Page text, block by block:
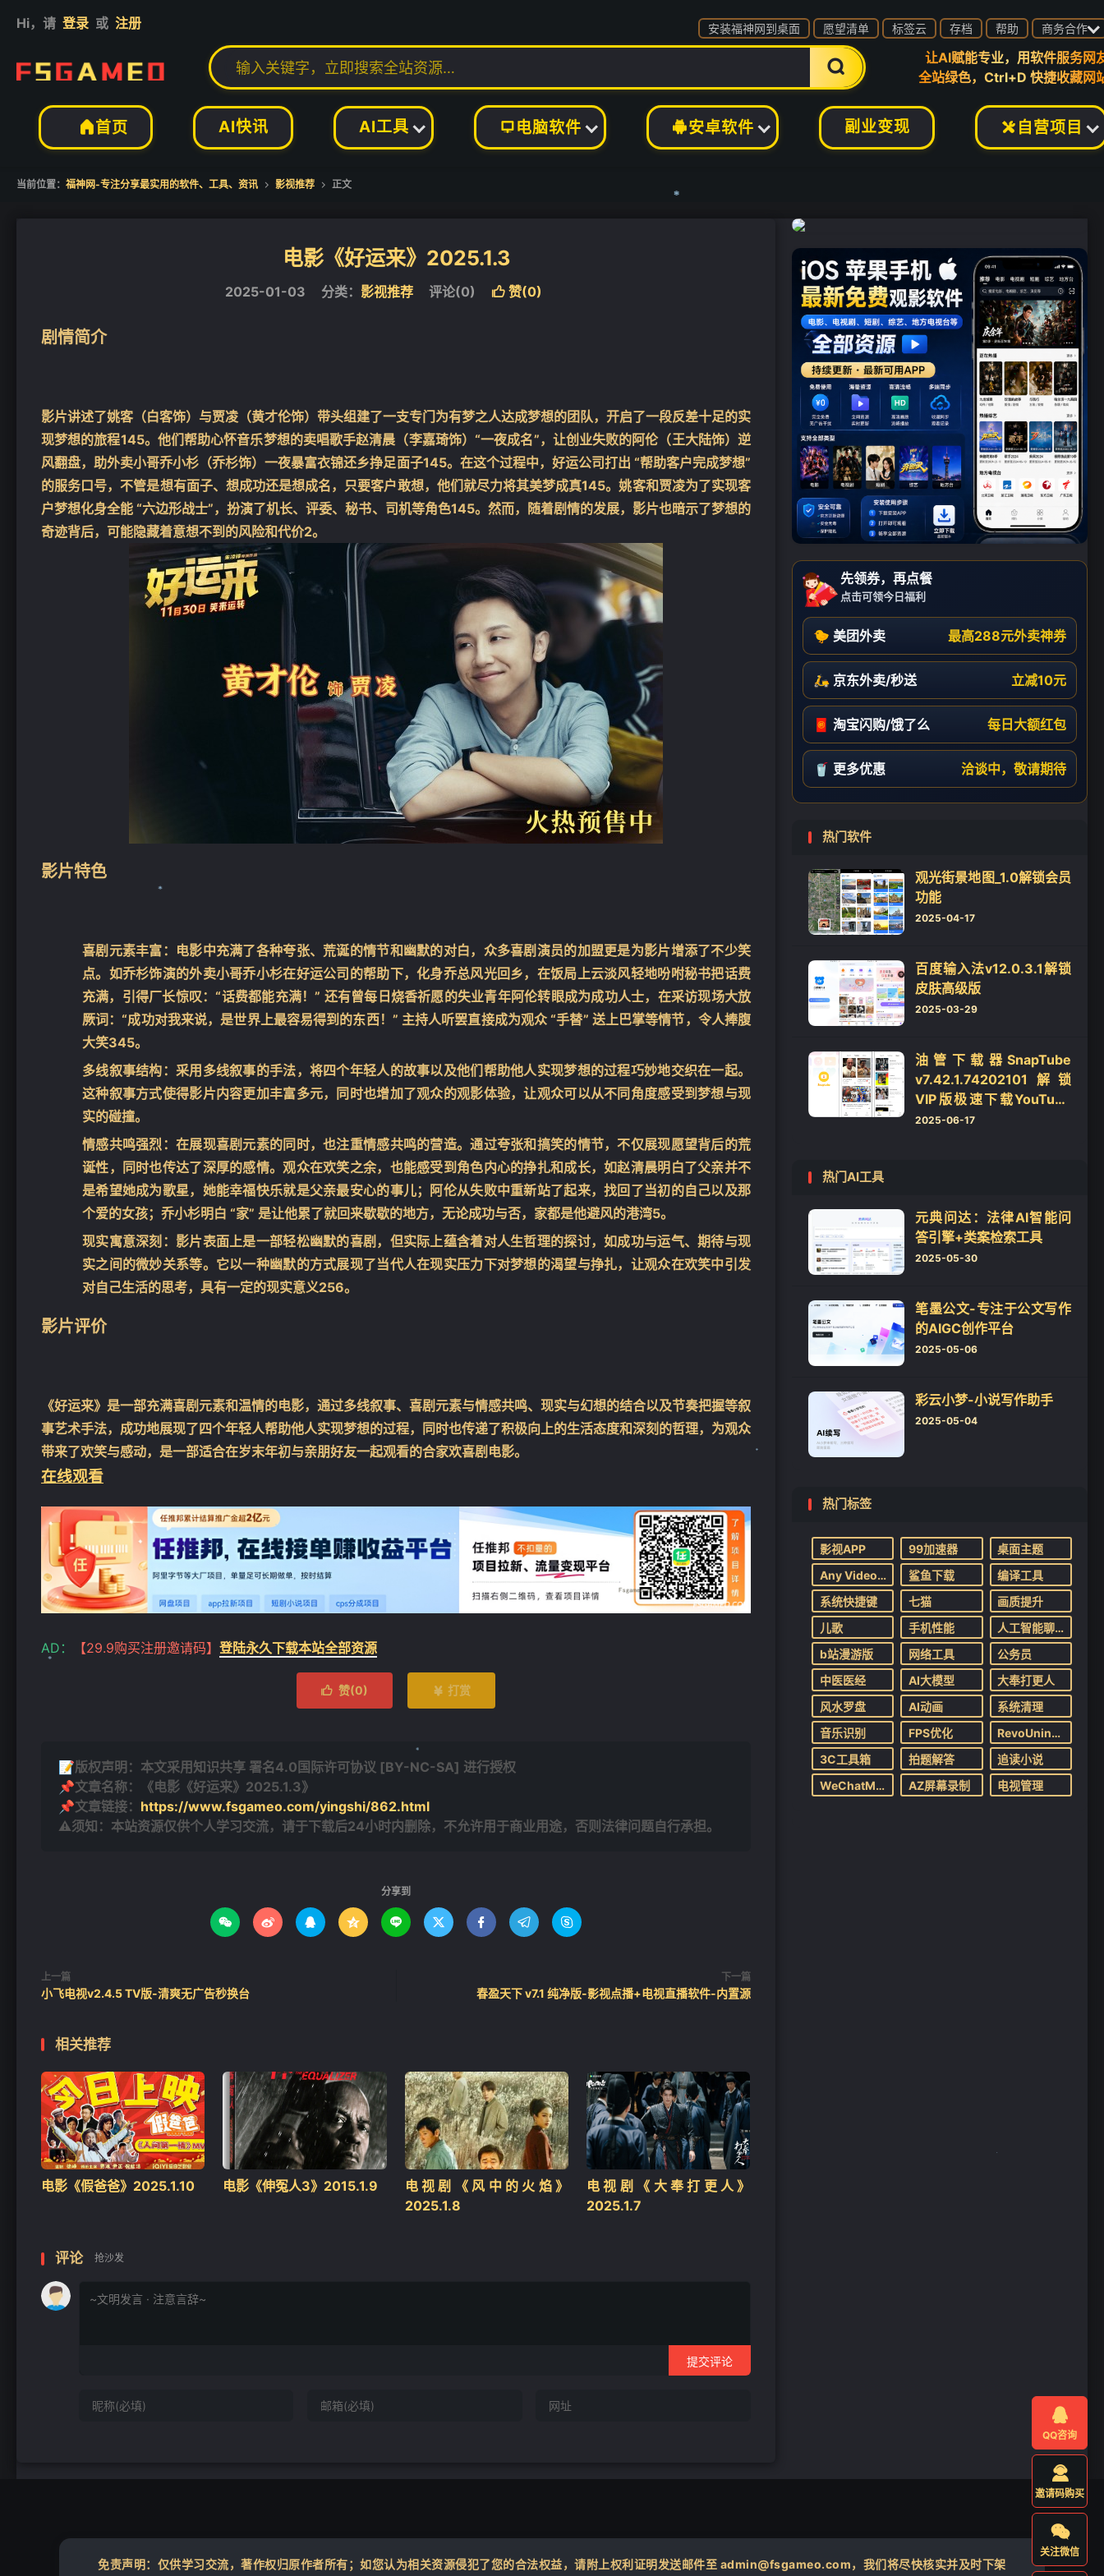

让AI赋能专业，用软件服务网
全站绿色，Ctrl+D 快捷收藏网
首页 AI快讯 AI工具  电脑软件 安卓软件 副业变现  自营项目
安装福神网到桌面 愿望清单 标签云 存档 帮助 商务合作
Hi，请 登录 或 注册
当前位置： 福神网-专注分享最实用的软件、工具、资讯  影视推荐  正文
电影《好运来》2025.1.3
2025-01-03 分类： 影视推荐 评论(0)  赞(0)
剧情简介
影片讲述了姚客（白客饰）与贾凌（黄才伦饰）带头组建了一支专门为有梦之人达成梦想的团队，开启了一段反差十足的实
现梦想的旅程145。他们帮助心怀音乐梦想的卖唱歌手赵清晨（李嘉琦饰）“一夜成名”，让创业失败的阿伦（王大陆饰）逆
风翻盘，助外卖小哥乔小杉（乔杉饰）一夜暴富衣锦还乡挣足面子145。在这个过程中，好运公司打出 “帮助客户完成梦想”
的服务口号，不管是想有面子、想成功还是想成名，只要客户敢想，他们就尽力将其美梦成真145。姚客和贾凌为了实现客
户梦想化身全能 “六边形战士”，扮演了机长、评委、秘书、司机等角色145。然而，随着剧情的发展，影片也暗示了梦想的
奇迹背后，可能隐藏着意想不到的风险和代价2。
影片特色
喜剧元素丰富 ：电影中充满了各种夸张、荒诞的情节和幽默的对白，众多喜剧演员的加盟更是为影片增添了不少笑
点。如乔杉饰演的外卖小哥乔小杉在好运公司的帮助下，化身乔总风光回乡，在饭局上云淡风轻地吩咐秘书把话费
充满，引得厂长惊叹：“话费都能充满！” 还有曾每日烧香祈愿的失业青年阿伦转眼成为成功人士，在采访现场大放
厥词：“成功对我来说，是世界上最容易得到的东西！” 主持人听罢直接成为观众 “手替” 送上巴掌等情节，令人捧腹
大笑345。
多线叙事结构 ：采用多线叙事的手法，将四个年轻人的故事以及他们帮助他人实现梦想的过程巧妙地交织在一起。
这种叙事方式使得影片内容更加丰富多元，同时也增加了观众的观影体验，让观众可以从不同角度感受到梦想与现
实的碰撞。
情感共鸣强烈 ：在展现喜剧元素的同时，也注重情感共鸣的营造。通过夸张和搞笑的情节，不仅展现愿望背后的荒
诞性，同时也传达了深厚的感情。观众在欢笑之余，也能感受到角色内心的挣扎和成长，如赵清晨明白了父亲并不
是希望她成为歌星，她能幸福快乐就是父亲最安心的事儿；阿伦从失败中重新站了起来，找回了当初的自己以及那
个爱的女孩；乔小杉明白 “家” 是让他累了就回来歇歇的地方，无论成功与否，家都是他避风的港湾5。
现实寓意深刻 ：影片表面上是一部轻松幽默的喜剧，但实际上蕴含着对人生哲理的探讨，如成功与运气、期待与现
实之间的微妙关系等。它以一种幽默的方式展现了当代人在现实压力下对梦想的渴望与挣扎，让观众在欢笑中引发
对自己生活的思考，具有一定的现实意义256。
影片评价
《好运来》是一部充满喜剧元素和温情的电影，通过多线叙事、喜剧元素与情感共鸣、现实与幻想的结合以及节奏把握等叙
事艺术手法，成功地展现了四个年轻人帮助他人实现梦想的过程，同时也传递了积极向上的生活态度和深刻的哲理，为观众
带来了欢笑与感动，是一部适合在岁末年初与亲朋好友一起观看的合家欢喜剧电影。
在线观看
AD： 【29.9购买注册邀请码】 登陆永久下载本站全部资源
 赞(0)  打赏
📝版权声明：本文采用知识共享 署名4.0国际许可协议 [BY-NC-SA] 进行授权
📌文章名称：《电影《好运来》2025.1.3》
📌文章链接： https://www.fsgameo.com/yingshi/862.html
⚠须知：本站资源仅供个人学习交流，请于下载后24小时内删除，不允许用于商业用途，否则法律问题自行承担。
分享到
        
上一篇
小飞电视v2.4.5 TV版-清爽无广告秒换台
下一篇
春盈天下 v7.1 纯净版-影视点播+电视直播软件-内置源
相关推荐
电影《假爸爸》2025.1.10 电影《伸冤人3》2015.1.9
电视剧《风中的火焰》
2025.1.8
电视剧《大奉打更人》
2025.1.7
评论 抢沙发
提交评论
先领券，再点餐
点击可领今日福利
🐤 美团外卖 最高288元外卖神券
🛵 京东外卖/秒送 立减10元
🧧 淘宝闪购/饿了么 每日大额红包
🥤 更多优惠 洽谈中，敬请期待
热门软件
观光街景地图_1.0解锁会员
功能
2025-04-17
百度输入法v12.0.3.1解锁
皮肤高级版
2025-03-29
油管下载器SnapTube
v7.42.1.74202101解锁
VIP版极速下载YouTube
视频和音乐
2025-06-17
热门AI工具
元典问达：法律AI智能问
答引擎+类案检索工具
2025-05-30
笔墨公文-专注于公文写作
的AIGC创作平台
2025-05-06
彩云小梦-小说写作助手
2025-05-04
热门标签
影视APP 99加速器
桌面主题
Any Video Downloader
鲨鱼下载
编译工具
系统快捷键
七猫
画质提升
儿歌
手机性能
人工智能聊天工具
b站漫游版
网络工具
公务员
中医医经
AI大模型
大奉打更人
风水罗盘
AI动画
系统清理
音乐识别
FPS优化
RevoUninstaller
3C工具箱
拍题解答
追读小说
WeChatMassTool
AZ屏幕录制 电视管理
免责声明：仅供学习交流，著作权归原作者所有；如您认为相关资源侵犯了您的合法权益，请附上权利证明发送邮件至 admin@fsgameo.com，我们将尽快核实并及时下架

QQ咨询

邀请码购买

关注微信